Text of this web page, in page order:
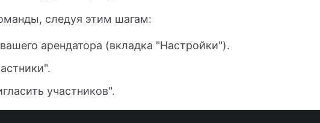
следуя этим шагам:
арендатора (вкладка "Настройки").
участников".